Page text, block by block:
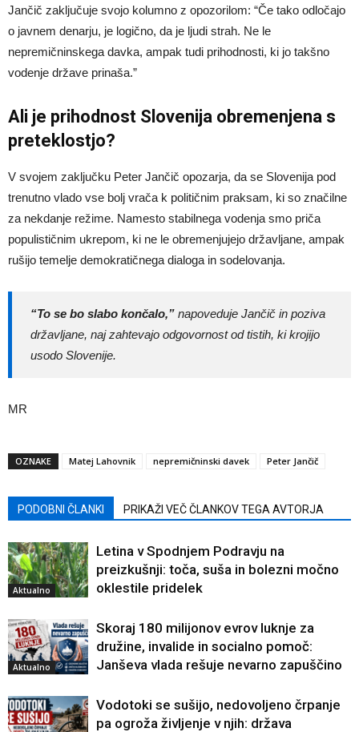
Jančič zaključuje svojo kolumno z opozorilom: “Če tako odločajo
o javnem denarju, je logično, da je ljudi strah. Ne le
nepremičninskega davka, ampak tudi prihodnosti, ki jo takšno
vodenje države prinaša.”
Ali je prihodnost Slovenija obremenjena s
preteklostjo?
V svojem zaključku Peter Jančič opozarja, da se Slovenija pod
trenutno vlado vse bolj vrača k političnim praksam, ki so značilne
za nekdanje režime. Namesto stabilnega vodenja smo priča
populističnim ukrepom, ki ne le obremenjujejo državljane, ampak
rušijo temelje demokratičnega dialoga in sodelovanja.
“To se bo slabo končalo,” napoveduje Jančič in poziva
državljane, naj zahtevajo odgovornost od tistih, ki krojijo
usodo Slovenije.
MR
OZNAKE Matej Lahovnik nepremičninski davek Peter Jančič
PODOBNI ČLANKI PRIKAŽI VEČ ČLANKOV TEGA AVTORJA
Aktualno
Letina v Spodnjem Podravju na
preizkušnji: toča, suša in bolezni močno
oklestile pridelek
Aktualno
Skoraj 180 milijonov evrov luknje za
družine, invalide in socialno pomoč:
Janševa vlada rešuje nevarno zapuščino
Vodotoki se sušijo, nedovoljeno črpanje
pa ogroža življenje v njih: država